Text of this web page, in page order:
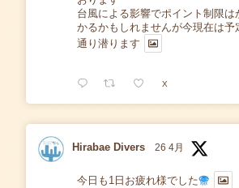
台風による影響でポイント制限は
かるかもしれませんが今現在は予
通り潜ります
X
Hirabae Divers 26 4月
今日も1日お疲れ様でした